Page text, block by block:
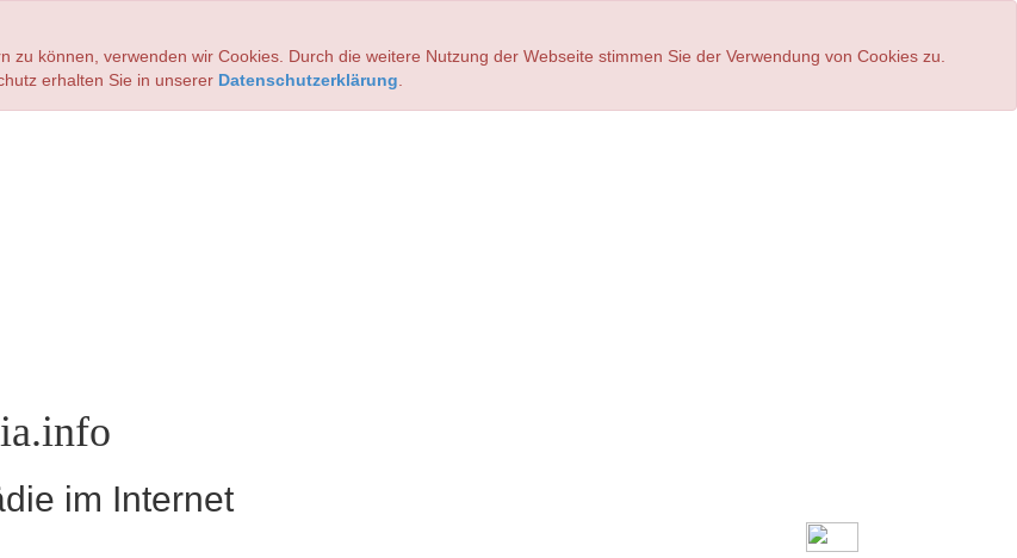
können, verwenden wir Cookies. Durch die weitere Nutzung der Webseite stimmen Sie der Verwendung von Cookies zu.
erhalten Sie in unserer Datenschutzerklärung
im Internet